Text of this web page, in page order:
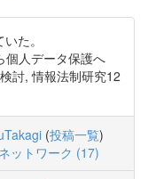
た。
個人データ保護へ
討, 情報法制研究12
(投稿一覧)
ットワーク (17)